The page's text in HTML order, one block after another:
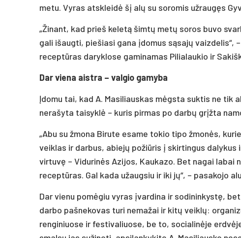
metu. Vyras atskleidė šį alų su soromis užraugęs
„Žinant, kad prieš keletą šimtų metų soros buvo
gali išaugti, piešiasi gana įdomus sąsajų
receptūras daryklose gaminamas Pilialaukio ir
Dar viena aistra – valgio gamyba
Įdomu tai, kad A. Masiliauskas mėgsta suktis ne tik
nerašyta taisyklė – kuris pirmas po darbų grįžta
„Abu su žmona Birute esame tokio tipo žmonės,
veiklas ir darbus, abiejų požiūris į skirtingus
virtuvę – Vidurinės Azijos, Kaukazo. Bet nagai
receptūras. Gal kada užaugsiu ir iki jų“, – pasakojo
Dar vienu pomėgiu vyras įvardina ir sodininkystę,
darbo pašnekovas turi nemažai ir kitų veiklų:
renginiuose ir festivaliuose, be to, socialinėje